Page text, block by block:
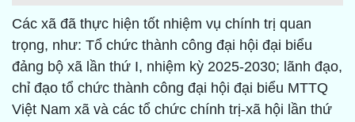
Các xã đã thực hiện tốt nhiệm vụ chính trị quan
trọng, như: Tổ chức thành công đại hội đại biểu
đảng bộ xã lần thứ I, nhiệm kỳ 2025-2030; lãnh đạo,
chỉ đạo tổ chức thành công đại hội đại biểu MTTQ
Việt Nam xã và các tổ chức chính trị-xã hội lần thứ